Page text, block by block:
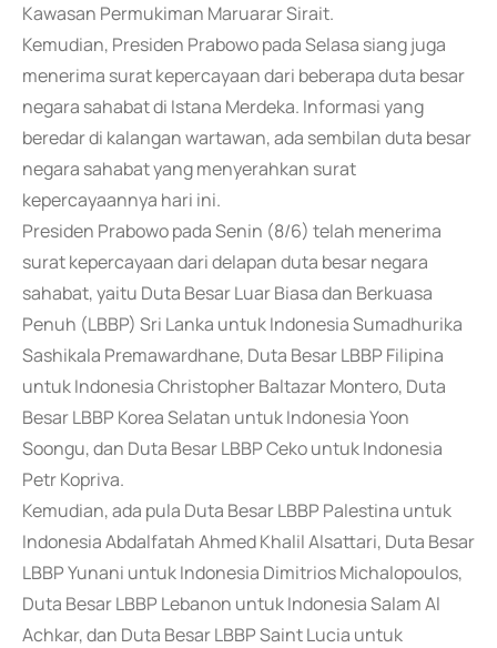
Kawasan Permukiman Maruarar Sirait.
Kemudian, Presiden Prabowo pada Selasa siang juga
menerima surat kepercayaan dari beberapa duta besar
negara sahabat di Istana Merdeka. Informasi yang
beredar di kalangan wartawan, ada sembilan duta besar
negara sahabat yang menyerahkan surat
kepercayaannya hari ini.
Presiden Prabowo pada Senin (8/6) telah menerima
surat kepercayaan dari delapan duta besar negara
sahabat, yaitu Duta Besar Luar Biasa dan Berkuasa
Penuh (LBBP) Sri Lanka untuk Indonesia Sumadhurika
Sashikala Premawardhane, Duta Besar LBBP Filipina
untuk Indonesia Christopher Baltazar Montero, Duta
Besar LBBP Korea Selatan untuk Indonesia Yoon
Soongu, dan Duta Besar LBBP Ceko untuk Indonesia
Petr Kopriva.
Kemudian, ada pula Duta Besar LBBP Palestina untuk
Indonesia Abdalfatah Ahmed Khalil Alsattari, Duta Besar
LBBP Yunani untuk Indonesia Dimitrios Michalopoulos,
Duta Besar LBBP Lebanon untuk Indonesia Salam Al
Achkar, dan Duta Besar LBBP Saint Lucia untuk